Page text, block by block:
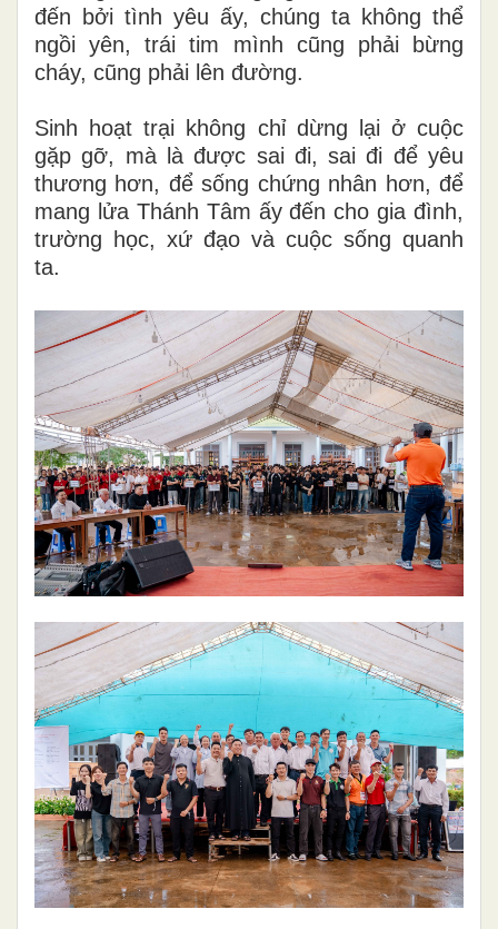
đến bởi tình yêu ấy, chúng ta không thể
ngồi yên, trái tim mình cũng phải bừng
cháy, cũng phải lên đường.
Sinh hoạt trại không chỉ dừng lại ở cuộc
gặp gỡ, mà là được sai đi, sai đi để yêu
thương hơn, để sống chứng nhân hơn, để
mang lửa Thánh Tâm ấy đến cho gia đình,
trường học, xứ đạo và cuộc sống quanh
ta.